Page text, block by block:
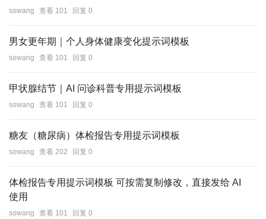
sowang 查看 101 回复 0
男女更年期｜个人身体健康变化提示词模板
sowang 查看 101 回复 0
甲状腺结节｜AI 问诊科普专用提示词模板
sowang 查看 101 回复 0
糖友（糖尿病）体检报告专用提示词模板
sowang 查看 202 回复 0
体检报告专用提示词模板 可按需复制修改，直接发给 AI
使用
sowang 查看 101 回复 0